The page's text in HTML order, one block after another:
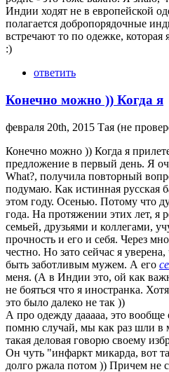
Индии ходят не в европейской
полагается добропорядочные
встречают то по одежке, которая
:)
ответить
Конечно можно )) Когда я
февраля 20th, 2015 Тая (не
Конечно можно )) Когда я
предложение в первый день. Я
What?, получила повторный
подумаю. Как истинная русская
этом году. Осенью. Потому что
года. На протяжении этих лет, я
семьей, друзьями и коллегами,
прочность и его и себя. Через
честно. Но зато сейчас я
быть заботливым мужем. А его
меня. (А в Индии это, ой как
не бояться что я иностранка.
это было далеко не так ))
А про одежду дааааа, это вообще
помню случай, мы как раз шли в
такая деловая говорю своему
Он чуть "инфаркт микарда, вот
долго ржала потом )) Причем не